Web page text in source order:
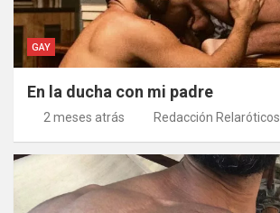
GAY
En la ducha con mi padre
2 meses atrás Redacción Relaróticos